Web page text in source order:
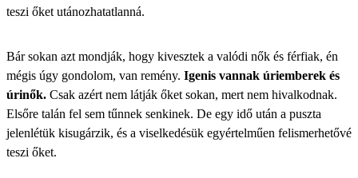
teszi őket utánozhatatlanná.
Bár sokan azt mondják, hogy kivesztek a valódi nők és férfiak, én
mégis úgy gondolom, van remény. Igenis vannak úriemberek és
úrinők. Csak azért nem látják őket sokan, mert nem hivalkodnak.
Elsőre talán fel sem tűnnek senkinek. De egy idő után a puszta
jelenlétük kisugárzik, és a viselkedésük egyértelműen felismerhetővé
teszi őket.